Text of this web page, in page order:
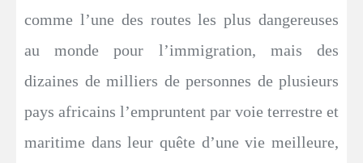
comme l’une des routes les plus dangereuses
au monde pour l’immigration, mais des
dizaines de milliers de personnes de plusieurs
pays africains l’empruntent par voie terrestre et
maritime dans leur quête d’une vie meilleure,